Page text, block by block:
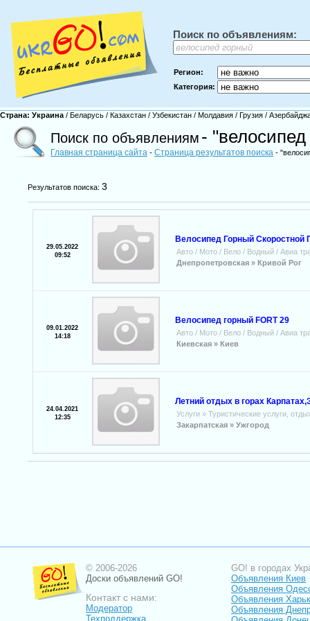
Поиск по объявлениям:
Регион:
Категория:
Страна: Украина / Беларусь / Казахстан / Узбекистан / Молдавия / Грузия /
Поиск по объявлениям -
Главная страница сайта - Страница результатов поиска -
Результатов поиска: 3
29.05.2022
09:52
Велосипед Горный Скоростной
Авто / Мото / Вело / Водный / Авиа
Днепропетровская » Кривой Рог
09.01.2022
14:18
Велосипед горный FORT 29
Авто / Мото / Вело / Водный / Авиа
Киевская » Киев
24.04.2021
12:35
Летний отдых в горах
Услуги » Туристические услуги,
Закарпатская » Ужгород
© 2006-2026
Доски объявлений GO!
Контакт с нами:
Модератор
Техподдержка
GO! в городах
Объявления Киев
Объявления
Объявления
Объявления